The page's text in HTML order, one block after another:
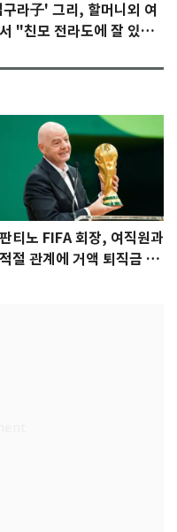
라子' 그리, 할머니외 여
"친모 전라도에 잘 있
티노 FIFA 회장, 여직원과
절 관계에 거액 퇴직금 지